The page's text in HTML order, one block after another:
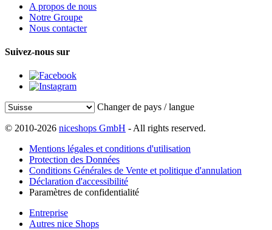
A propos de nous
Notre Groupe
Nous contacter
Suivez-nous sur
Changer de pays / langue
© 2010-2026 niceshops GmbH - All rights reserved.
Mentions légales et conditions d'utilisation
Protection des Données
Conditions Générales de Vente et politique d'annulation
Déclaration d'accessibilité
Paramètres de confidentialité
Entreprise
Autres nice Shops